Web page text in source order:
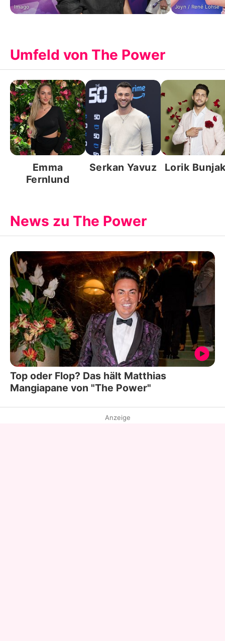
Imago Joyn / René Lohse
Umfeld von The Power
Emma
Fernlund
Serkan Yavuz Lorik
News zu The Power
Top oder Flop? Das hält Matthias
Mangiapane von "The Power"
Anzeige